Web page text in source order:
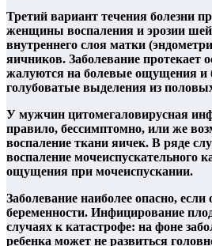
Третий вариант течения болезни
женщины воспаления и эрозии
внутреннего слоя матки
яичников. Заболевание
жалуются на болевые ощущения и
голубоватые выделения из
У мужчин цитомегаловирусная
правило, бессимптомно, или же
воспаление ткани яичек. В ряде
воспаление мочеиспускательного
ощущения при мочеиспускании.
Заболевание наиболее опасно,
беременности. Инфицирование
случаях к катастрофе: на фоне
ребенка может не развиться